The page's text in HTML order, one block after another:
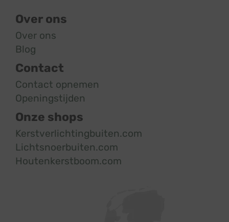
Over ons
Over ons
Blog
Contact
Contact opnemen
Openingstijden
Onze shops
Kerstverlichtingbuiten.com
Lichtsnoerbuiten.com
Houtenkerstboom.com